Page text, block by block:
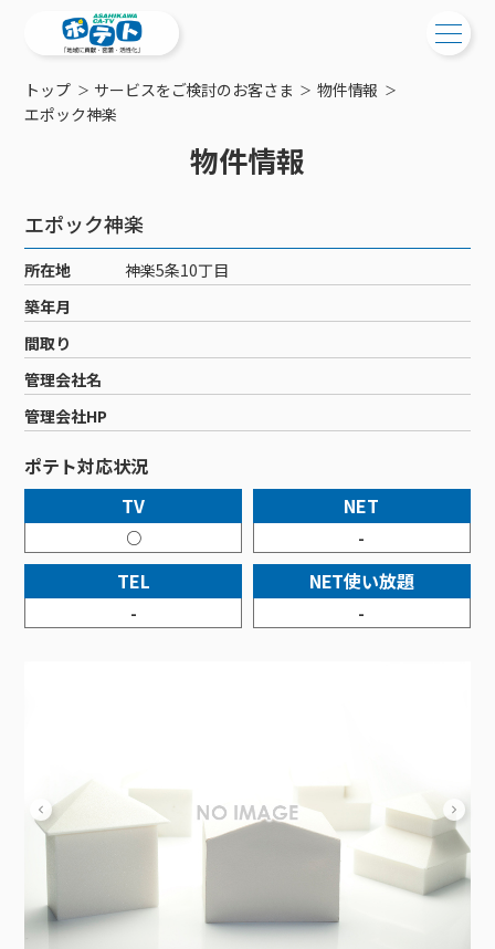
ご検討中の方
工事・配線について
新居をご検討中の方へ
ポテトを導入している集合住宅
物件情報
特典・キャンペーン
おトクな割引サービス
ご加入中の方
ご加入中のサービス確認・変更
WEBメール
サポートサービス
サポートサービストップ
リモートコール
回線速度測定
接続・設定⽅法
訪問サポート＆サポートパックサービス料⾦表
新着情報
メンテナンス・障害情報
ポテトからのプレゼント
イベントカレンダー
講座のご案内
サービス案内
サービス案内
ケーブルテレビ
ケーブルテレビトップ
チャンネル紹介
料⾦プラン
NHK衛星受信料団体⼀括⽀払
機器⼀覧
インターネット
インターネットトップ
料⾦プラン
Wi-Fiサービス
ポテトホーム防犯カメラ
オプションサービス
インターネットギガシェアプラン
固定電話
固定電話トップ
基本料⾦・通話料⾦
オプションサービス
auスマートバリュー
auまとめトーク
ポテトスマートフォントップ
料⾦プラン
機種⼀覧
オプションサービス
でんき
でんきトップ
ポラリンでんき×ポテト
ポテトでんき
暮らしを快適にするサービス
暮らしを快適にするサービストップ
ポテトライフメール
コミチャン
お困りの方はこちら
会社案内
メンテナンス
障害情報
トップ サービスをご検討のお客さま
物件情報
エポック神楽
物件情報
エポック神楽
所在地
神楽5条10丁目
築年月
間取り
管理会社名
管理会社HP
ポテト対応状況
TV
○
NET
-
TEL
-
NET使い放題
-